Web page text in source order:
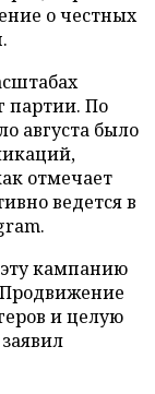
о честных
партии. По
августа было
отмечает
ведется в
кампанию
и целую